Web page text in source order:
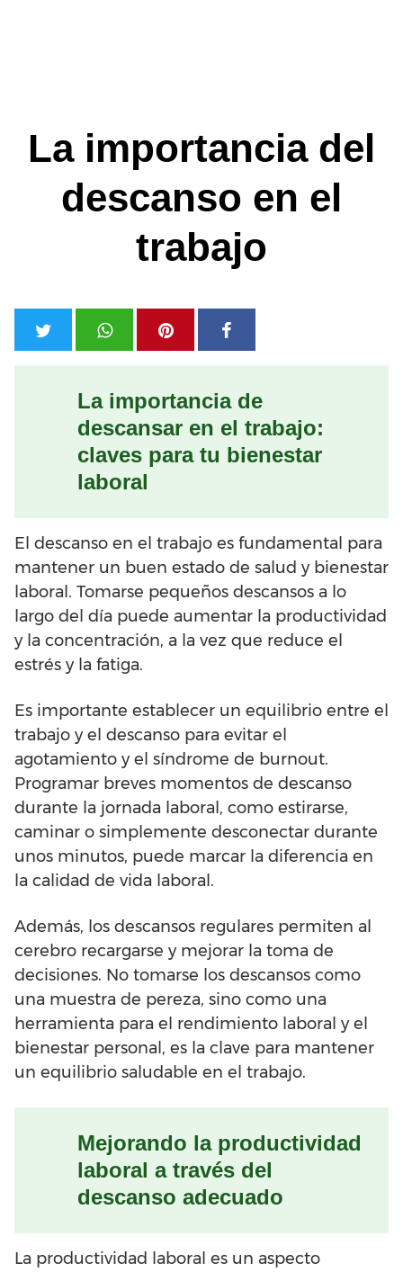
La importancia del
descanso en el
trabajo
La importancia de
descansar en el trabajo:
claves para tu bienestar
laboral
El descanso en el trabajo es fundamental para
mantener un buen estado de salud y bienestar
laboral. Tomarse pequeños descansos a lo
largo del día puede aumentar la productividad
y la concentración, a la vez que reduce el
estrés y la fatiga.
Es importante establecer un equilibrio entre el
trabajo y el descanso para evitar el
agotamiento y el síndrome de burnout.
Programar breves momentos de descanso
durante la jornada laboral, como estirarse,
caminar o simplemente desconectar durante
unos minutos, puede marcar la diferencia en
la calidad de vida laboral.
Además, los descansos regulares permiten al
cerebro recargarse y mejorar la toma de
decisiones. No tomarse los descansos como
una muestra de pereza, sino como una
herramienta para el rendimiento laboral y el
bienestar personal, es la clave para mantener
un equilibrio saludable en el trabajo.
Mejorando la productividad
laboral a través del
descanso adecuado
La productividad laboral es un aspecto